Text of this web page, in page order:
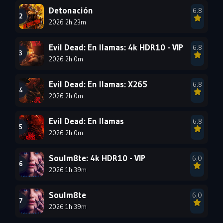
1990
1984
1978
Detonación
2026 2h 23m
6.8
Evil Dead: En llamas: 4k HDR10 - VIP
2026 2h 0m
6.8
Evil Dead: En llamas: X265
2026 2h 0m
6.8
Evil Dead: En llamas
2026 2h 0m
6.8
Soulm8te: 4k HDR10 - VIP
2026 1h 39m
6.0
Soulm8te
2026 1h 39m
6.0